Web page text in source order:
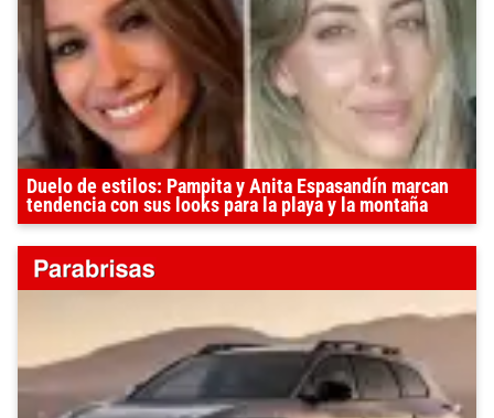
Duelo de estilos: Pampita y Anita Espasandín marcan
tendencia con sus looks para la playa y la montaña